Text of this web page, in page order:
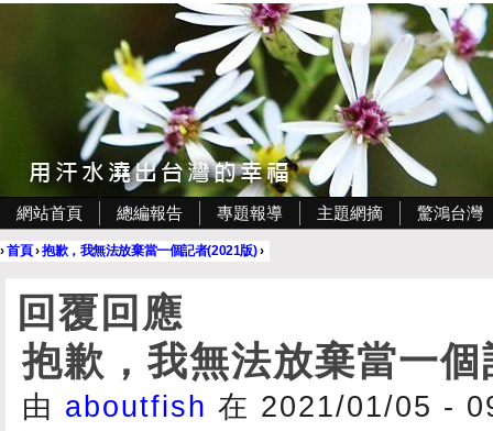
網站首頁 總編報告 專題報導 主題網摘 驚鴻台灣
›首頁›抱歉，我無法放棄當一個記者(2021版)›
回覆回應
抱歉，我無法放棄當一
由 aboutfish 在 2021/01/05 -